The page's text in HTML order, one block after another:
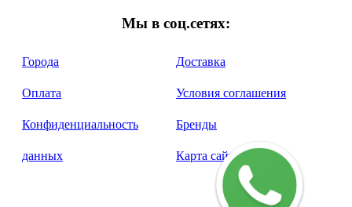
Мы в соц.сетях:
Города Доставка
Оплата Условия соглашения
Конфиденциальность
данных
Бренды
Карта сайта